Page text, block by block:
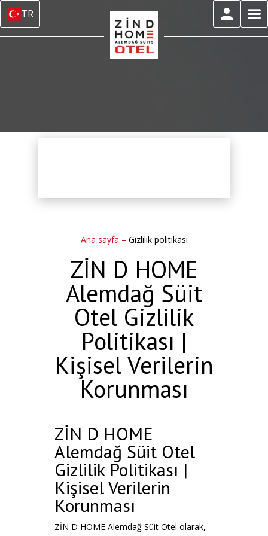
TR
Ana sayfa – Gizlilik politikası
ZİN D HOME
Alemdağ Süit
Otel Gizlilik
Politikası |
Kişisel Verilerin
Korunması
ZİN D HOME
Alemdağ Süit Otel
Gizlilik Politikası |
Kişisel Verilerin
Korunması
ZİN D HOME Alemdağ Süit Otel olarak,